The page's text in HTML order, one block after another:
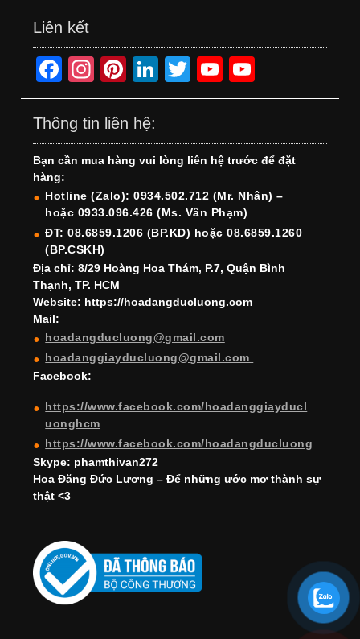
Liên kết
F
a
c
e
b
o
o
k
In
st
a
gr
a
m
Pi
nt
er
e
st
Li
n
e
dI
n
T
wi
er
Y
o
T
u
b
e
o
T
u
b
e
h
Thông tin liên hệ:
Bạn cần mua hàng vui lòng liên hệ trước để đặt
hàng:
Hotline (Zalo): 0934.502.712 (Mr. Nhân) –
hoặc 0933.096.426 (Ms. Vân Phạm)
ĐT: 08.6859.1206 (BP.KD) hoặc 08.6859.1260
(BP.CSKH)
Địa chỉ: 8/29 Hoàng Hoa Thám, P.7, Quận Bình
Thạnh, TP. HCM
Website: https://hoadangducluong.com
Mail:
hoadangducluong@gmail.com
hoadanggiayducluong@gmail.com
Facebook:
https://www.facebook.com/hoadanggiayducl
uonghcm
https://www.facebook.com/hoadangducluong
Skype: phamthivan272
Hoa Đăng Đức Lương – Để những ước mơ thành sự
thật <3